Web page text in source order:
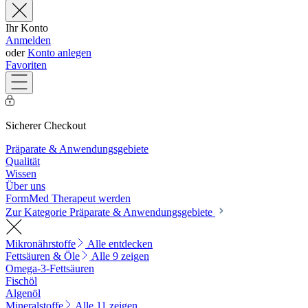
Ihr Konto
Anmelden
oderKonto anlegen
Favoriten
Sicherer Checkout
Präparate & Anwendungsgebiete
Qualität
Wissen
Über uns
FormMed Therapeut werden
Zur Kategorie Präparate & Anwendungsgebiete
Mikronährstoffe
Alle entdecken
Fettsäuren & Öle
Alle 9 zeigen
Omega-3-Fettsäuren
Fischöl
Algenöl